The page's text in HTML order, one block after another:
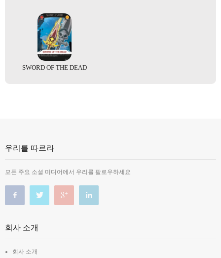
SWORD OF THE DEAD
우리를 따르라
모든 주요 소셜 미디어에서 우리를 팔로우하세요
회사 소개
회사 소개